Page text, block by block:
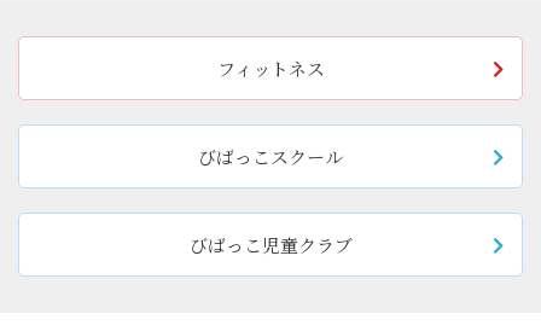
フィットネス
びばっこスクール
びばっこ児童クラブ